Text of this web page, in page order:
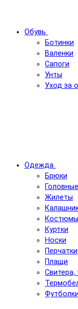
Обувь
Ботинки
Валенки
Сапоги
Унты
Уход за
Одежда
Брюки
Жилеты
Костюмы
Куртки
Носки
Перчатки
Плащи
Свитера,